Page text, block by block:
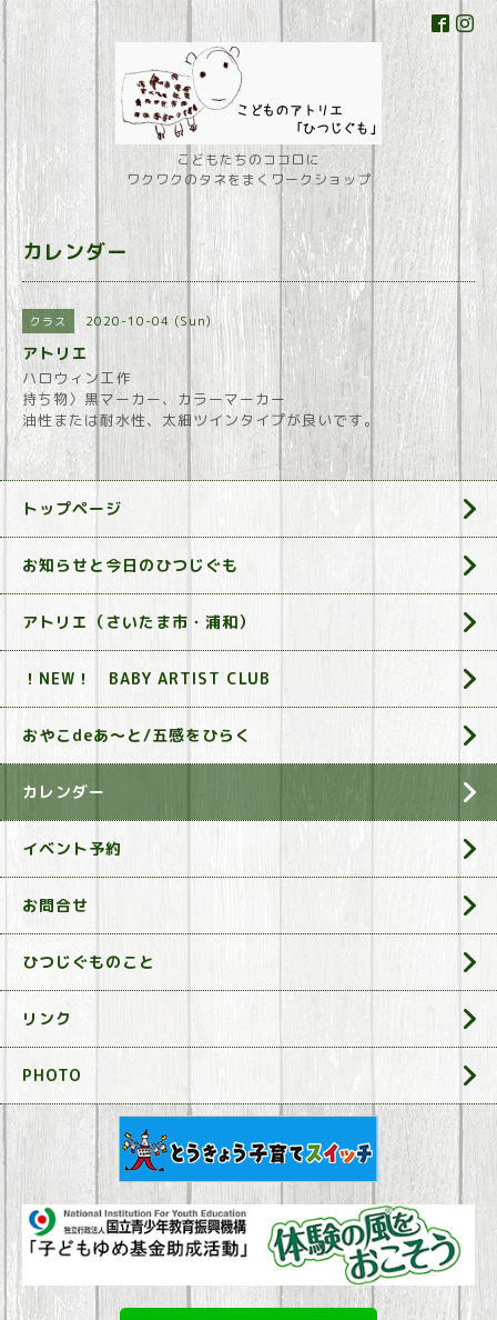
こどもたちのココロに
ワクワクのタネをまくワークショップ
カレンダー
クラス 2020-10-04 (Sun)
アトリエ
ハロウィン工作
持ち物〉黒マーカー、カラーマーカー
油性または耐水性、太細ツインタイプが良いです。
トップページ
お知らせと今日のひつじぐも
アトリエ（さいたま市・浦和）
！NEW！ BABY ARTIST CLUB
おやこdeあ～と/五感をひらく
カレンダー
イベント予約
お問合せ
ひつじぐものこと
リンク
PHOTO